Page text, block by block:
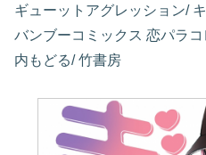
ギューットアグレッション/
バンブーコミックス 恋パラ
内もどる/ 竹書房